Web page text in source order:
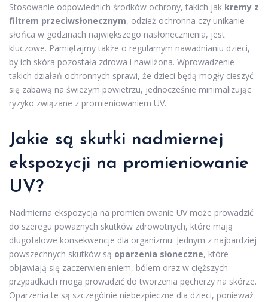
Stosowanie odpowiednich środków ochrony, takich jak kremy z
filtrem przeciwsłonecznym, odzież ochronna czy unikanie
słońca w godzinach największego nasłonecznienia, jest
kluczowe. Pamiętajmy także o regularnym nawadnianiu dzieci,
by ich skóra pozostała zdrowa i nawilżona. Wprowadzenie
takich działań ochronnych sprawi, że dzieci będą mogły cieszyć
się zabawą na świeżym powietrzu, jednocześnie minimalizując
ryzyko związane z promieniowaniem UV.
Jakie są skutki nadmiernej
ekspozycji na promieniowanie
UV?
Nadmierna ekspozycja na promieniowanie UV może prowadzić
do szeregu poważnych skutków zdrowotnych, które mają
długofalowe konsekwencje dla organizmu. Jednym z najbardziej
powszechnych skutków są oparzenia słoneczne, które
objawiają się zaczerwienieniem, bólem oraz w cięższych
przypadkach mogą prowadzić do tworzenia pęcherzy na skórze.
Oparzenia te są szczególnie niebezpieczne dla dzieci, ponieważ